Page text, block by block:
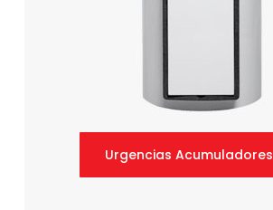
Urgencias Acumuladores